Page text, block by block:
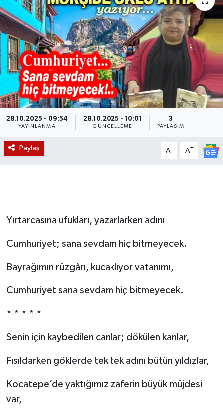
28.10.2025 - 09:54
YAYINLANMA
28.10.2025 - 10:01
GÜNCELLEME
3
PAYLAŞIM
Paylaş A- A+
Yırtarcasına ufukları, yazarlarken adını
Cumhuriyet; sana sevdam hiç bitmeyecek.
Bayrağımın rüzgârı, kucaklıyor vatanımı,
Cumhuriyet sana sevdam hiç bitmeyecek.
* * * * *
Senin için kaybedilen canlar; dökülen kanlar,
Fısıldarken göklerde tek tek adını bütün yıldızlar,
Kocatepe’de yaktığımız zaferin büyük müjdesi
var,
Magazin
Etkinlikler